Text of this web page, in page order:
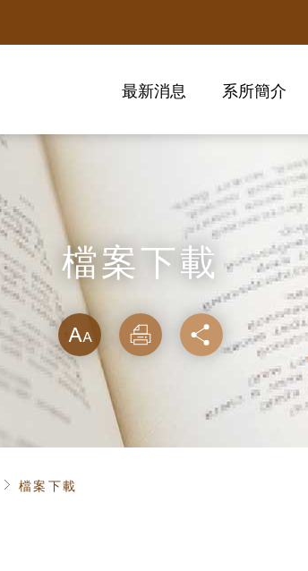
最新消息 系所簡介
檔案下載
略過字
放大
列印 分享
檔案下載